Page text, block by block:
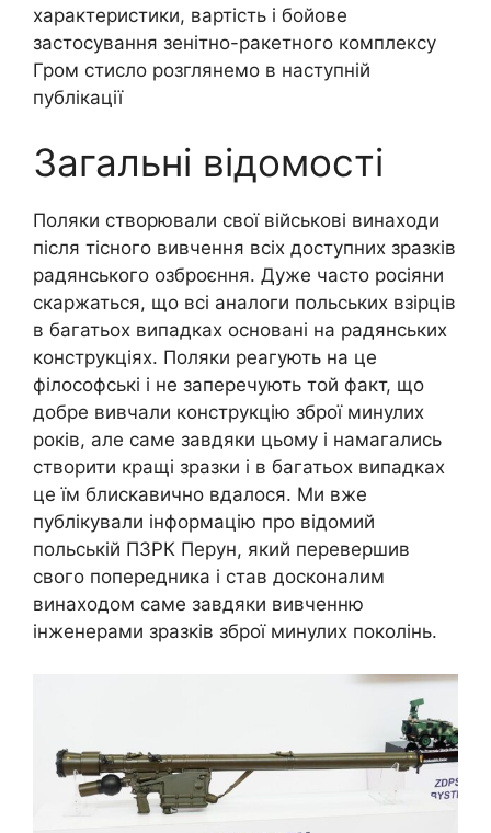
характеристики, вартість і бойове
застосування зенітно-ракетного комплексу
Гром стисло розглянемо в наступній
публікації
Загальні відомості
Поляки створювали свої військові винаходи
після тісного вивчення всіх доступних зразків
радянського озброєння. Дуже часто росіяни
скаржаться, що всі аналоги польських взірців
в багатьох випадках основані на радянських
конструкціях. Поляки реагують на це
філософські і не заперечують той факт, що
добре вивчали конструкцію зброї минулих
років, але саме завдяки цьому і намагались
створити кращі зразки і в багатьох випадках
це їм блискавично вдалося. Ми вже
публікували інформацію про відомий
польській ПЗРК Перун, який перевершив
свого попередника і став досконалим
винаходом саме завдяки вивченню
інженерами зразків зброї минулих поколінь.